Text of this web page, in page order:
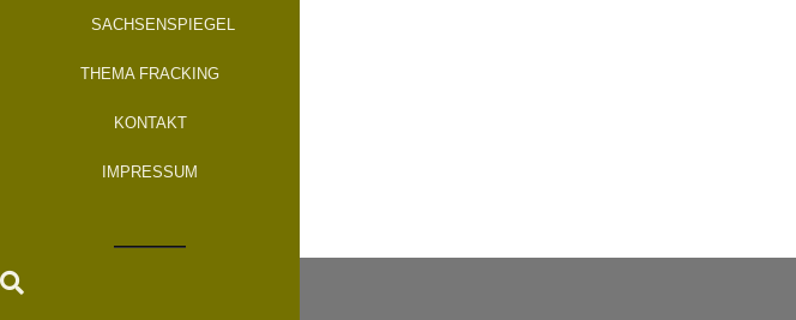
SACHSENSPIEGEL
THEMA FRACKING
KONTAKT
IMPRESSUM